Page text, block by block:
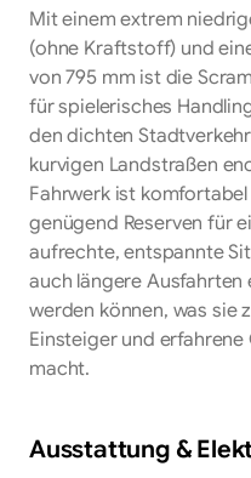
Mit einem extrem
(ohne Kraftstoff) und
von 795 mm ist die
für spielerisches
den dichten
kurvigen Landstraßen
Fahrwerk ist
genügend Reserven für
aufrechte, entspannte
auch längere
werden können, was sie
Einsteiger und
macht.
Ausstattung &